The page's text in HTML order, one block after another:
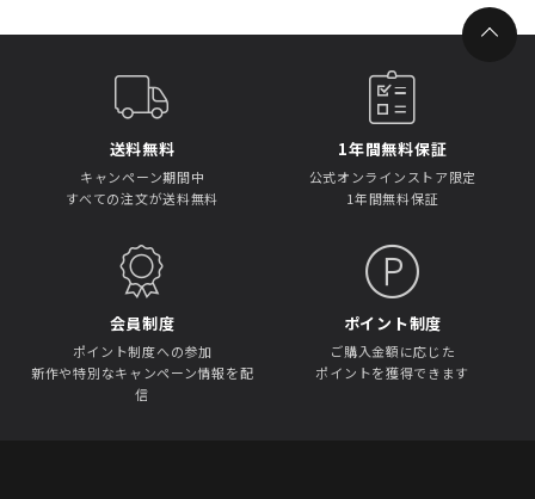
送料無料
キャンペーン期間中
すべての注文が送料無料
1年間無料保証
公式オンラインストア限定
1年間無料保証
会員制度
ポイント制度への参加
新作や特別なキャンペーン情報を配
信
ポイント制度
ご購入金額に応じた
ポイントを獲得できます